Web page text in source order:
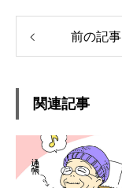
前の記事
関連記事